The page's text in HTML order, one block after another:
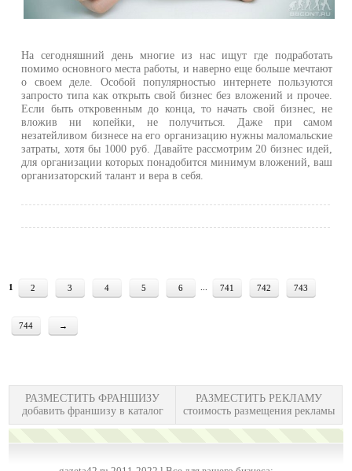
На сегодняшний день многие из нас ищут где подработать
помимо основного места работы, и наверно еще больше мечтают
о своем деле. Особой популярностью интернете пользуются
запросто типа как открыть свой бизнес без вложений и прочее.
Если быть откровенным до конца, то начать свой бизнес, не
вложив ни копейки, не получиться. Даже при самом
незатейливом бизнесе на его организацию нужны маломальские
затраты, хотя бы 1000 руб. Давайте рассмотрим 20 бизнес идей,
для организации которых понадобится минимум вложений, ваш
организаторский талант и вера в себя.
1 2 3 4 5 6 741 742 743
744 →
РАЗМЕСТИТЬ ФРАНШИЗУ
добавить франшизу в каталог
РАЗМЕСТИТЬ РЕКЛАМУ
стоимость размещения рекламы